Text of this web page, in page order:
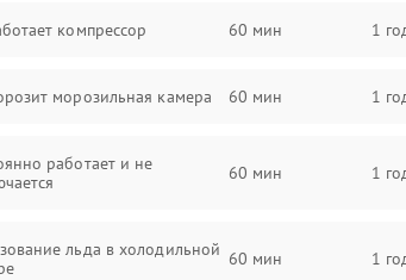
компрессор 60 мин 1
морозильная камера 60 мин 1
работает и не
60 мин 1
льда в холодильной 60 мин 1